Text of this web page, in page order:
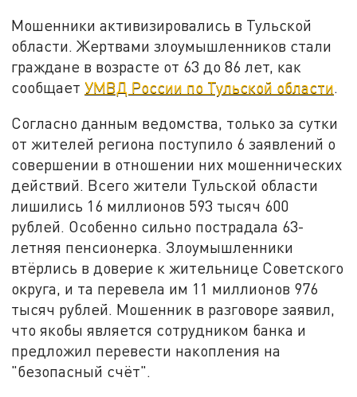
Мошенники активизировались в Тульской
области. Жертвами злоумышленников стали
граждане в возрасте от 63 до 86 лет, как
сообщаетУМВД России по Тульской области.
Согласно данным ведомства, только за сутки
от жителей региона поступило 6 заявлений о
совершении в отношении них мошеннических
действий. Всего жители Тульской области
лишились 16 миллионов 593 тысяч 600
рублей. Особенно сильно пострадала 63-
летняя пенсионерка. Злоумышленники
втёрлись в доверие к жительнице Советского
округа, и та перевела им 11 миллионов 976
тысяч рублей. Мошенник в разговоре заявил,
что якобы является сотрудником банка и
предложил перевести накопления на
"безопасный счёт".